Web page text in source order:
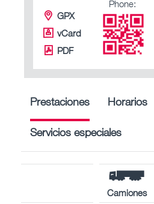
GPX
vCard
PDF
Phone:
Prestaciones Horarios
Servicios especiales
Camiones